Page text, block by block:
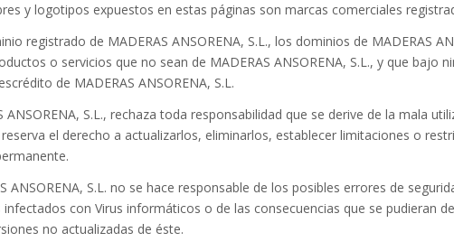
y logotipos expuestos en estas páginas son marcas comerciales
registrado de MADERAS ANSORENA, S.L., los dominios de MADERAS
o servicios que no sean de MADERAS ANSORENA, S.L., y que bajo
de MADERAS ANSORENA, S.L.
ANSORENA, S.L., rechaza toda responsabilidad que se derive de la mala
el derecho a actualizarlos, eliminarlos, establecer limitaciones o
ANSORENA, S.L. no se hace responsable de los posibles errores de
infectados con Virus informáticos o de las consecuencias que se pudieran
no actualizadas de éste.